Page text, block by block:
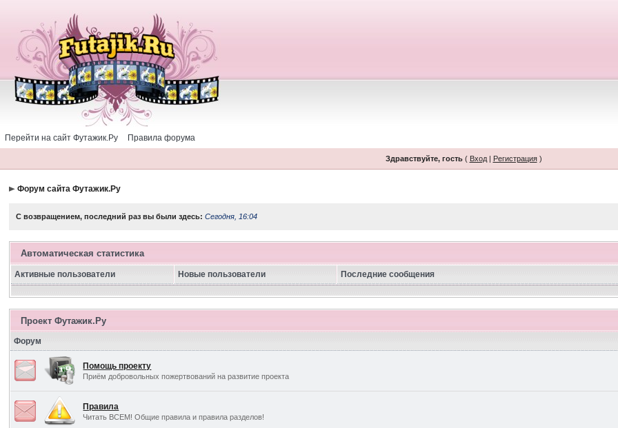
Перейти на сайт Футажик.Ру Правила форума
Здравствуйте, гость( Вход| Регистрация)
Форум сайта Футажик.Ру
С возвращением, последний раз вы были здесь:Сегодня, 16:04
Автоматическая статистика
Активные пользователи Новые пользователи Последние сообщения
Проект Футажик.Ру
Форум
Помощь проекту
Приём добровольных пожертвований на развитие проекта
Правила
Читать ВСЕМ! Общие правила и правила разделов!